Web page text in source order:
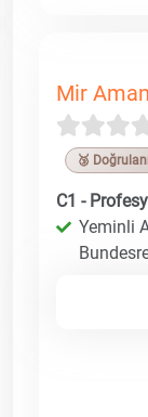
Mir
🥉
C1 -
Yeminli